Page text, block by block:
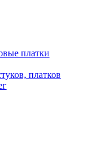
платки
платков